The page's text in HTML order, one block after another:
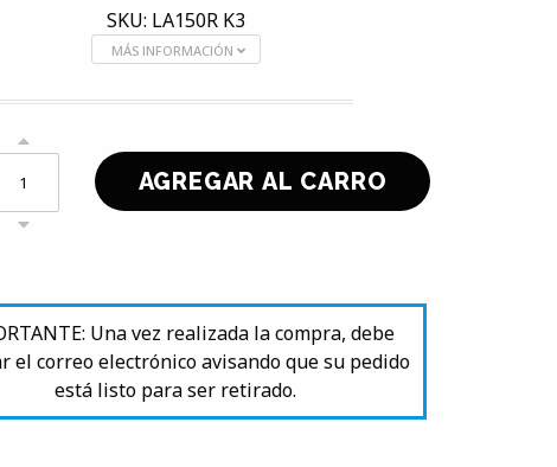
SKU: LA150R K3
MÁS INFORMACIÓN
Una vez realizada la compra, debe
el correo electrónico avisando que su pedido
está listo para ser retirado.